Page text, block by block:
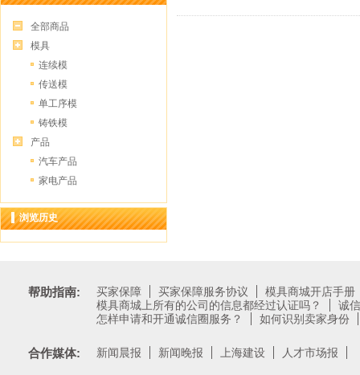
全部商品
模具
连续模
传送模
单工序模
铸铁模
产品
汽车产品
家电产品
浏览历史
帮助指南: 买家保障 买家保障服务协议
模具商城开店手册
模具商城上所有的公司的信息都经过认证吗？
诚
怎样申请和开通诚信圈服务？
如何识别卖家身份
合作媒体: 新闻晨报 新闻晚报 上海建设 人才市场报